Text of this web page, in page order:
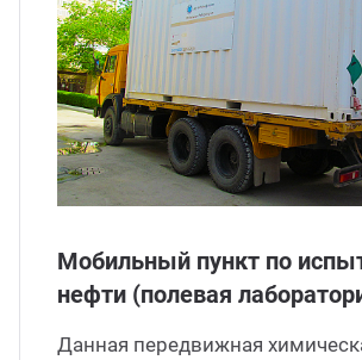
Мобильный пункт по
нефти (полевая
Данная передвижная